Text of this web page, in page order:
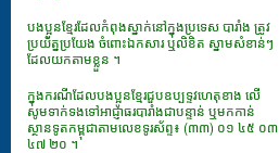
បងប្អូនខ្មែរដែលកំពុងស្នាក់នៅក្នុងប្រទេស បារាំង ត្រូវ
ប្រយ័ត្នប្រយែង ចំពោះឯកសារ​ ឬលិខិត ស្នាមសំខាន់ៗ
ដែលយកតាមខ្លួន ។
ក្នុងករណីដែលបងប្អូនខ្មែរជួបឧប្បទ្ទវហេតុខាង លើ
សូមទាក់ទងទៅអាជ្ញាធរបារាំងជាបន្ទាន់ ឬមកកាន់
ស្ថានទូតកម្ពុជាតាមលេខទូរស័ព្ទ៖ (៣៣) ០១ ៤៥ ០៣
៤៧ ២០ ។